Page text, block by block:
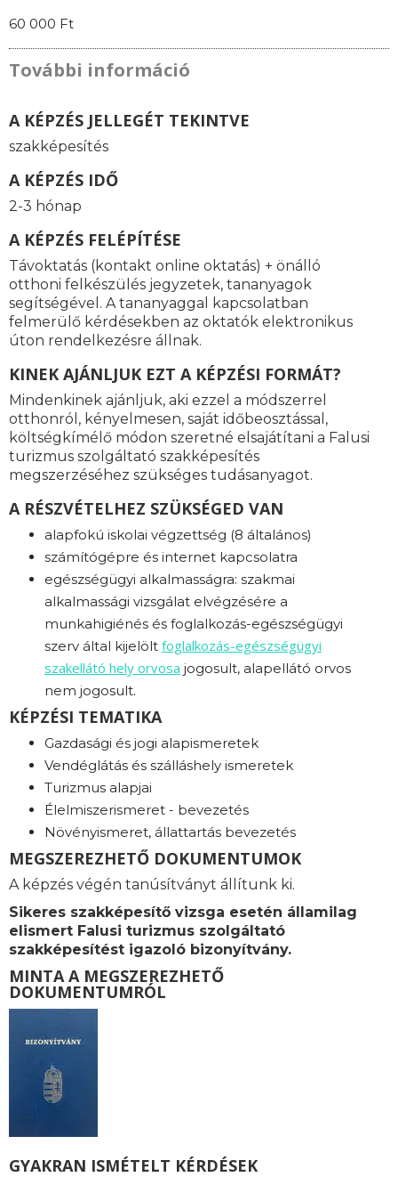
60 000 Ft
További információ
A KÉPZÉS JELLEGÉT TEKINTVE
szakképesítés
A KÉPZÉS IDŐ
2-3 hónap
A KÉPZÉS FELÉPÍTÉSE
Távoktatás (kontakt online oktatás) + önálló
otthoni felkészülés jegyzetek, tananyagok
segítségével. A tananyaggal kapcsolatban
felmerülő kérdésekben az oktatók elektronikus
úton rendelkezésre állnak.
KINEK AJÁNLJUK EZT A KÉPZÉSI FORMÁT?
Mindenkinek ajánljuk, aki ezzel a módszerrel
otthonról, kényelmesen, saját időbeosztással,
költségkímélő módon szeretné elsajátítani a Falusi
turizmus szolgáltató szakképesítés
megszerzéséhez szükséges tudásanyagot.
A RÉSZVÉTELHEZ SZÜKSÉGED VAN
alapfokú iskolai végzettség (8 általános)
számítógépre és internet kapcsolatra
egészségügyi alkalmasságra: szakmai
alkalmassági vizsgálat elvégzésére a
munkahigiénés és foglalkozás-egészségügyi
szerv által kijelölt foglalkozás-egészségügyi
szakellátó hely orvosa jogosult, alapellátó orvos
nem jogosult.
KÉPZÉSI TEMATIKA
Gazdasági és jogi alapismeretek
Vendéglátás és szálláshely ismeretek
Turizmus alapjai
Élelmiszerismeret - bevezetés
Növényismeret, állattartás bevezetés
MEGSZEREZHETŐ DOKUMENTUMOK
A képzés végén tanúsítványt állítunk ki.
Sikeres szakképesítő vizsga esetén államilag
elismert Falusi turizmus szolgáltató
szakképesítést igazoló bizonyítvány.
MINTA A MEGSZEREZHETŐ
DOKUMENTUMRÓL
GYAKRAN ISMÉTELT KÉRDÉSEK